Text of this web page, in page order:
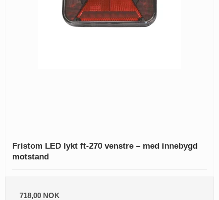
Fristom LED lykt ft-270 venstre – med innebygd
motstand
718,00 NOK